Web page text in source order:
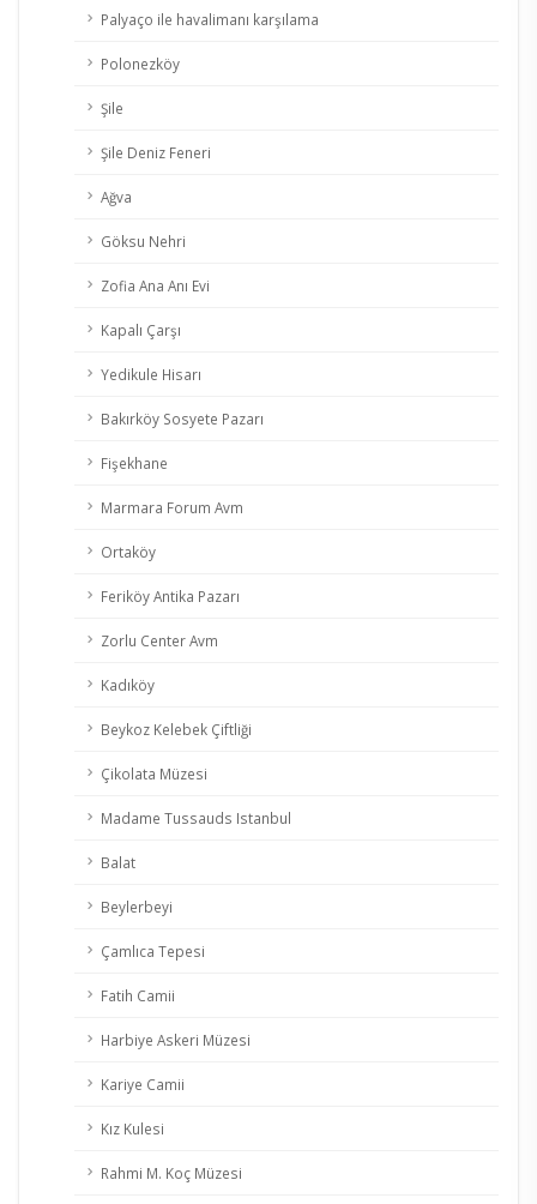
Palyaço ile havalimanı karşılama
Polonezköy
Şile
Şile Deniz Feneri
Ağva
Göksu Nehri
Zofia Ana Anı Evi
Kapalı Çarşı
Yedikule Hisarı
Bakırköy Sosyete Pazarı
Fişekhane
Marmara Forum Avm
Ortaköy
Feriköy Antika Pazarı
Zorlu Center Avm
Kadıköy
Beykoz Kelebek Çiftliği
Çikolata Müzesi
Madame Tussauds Istanbul
Balat
Beylerbeyi
Çamlıca Tepesi
Fatih Camii
Harbiye Askeri Müzesi
Kariye Camii
Kız Kulesi
Rahmi M. Koç Müzesi